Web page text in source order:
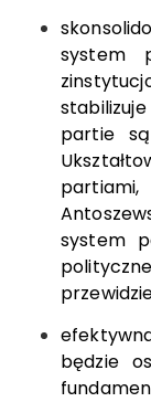
system
partie
system
będzie